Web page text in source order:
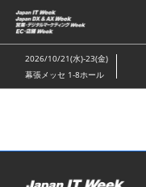
ス
キ
ッ
し
む
2026/10/21(水)-23(金)
幕張メッセ 1-8ホール